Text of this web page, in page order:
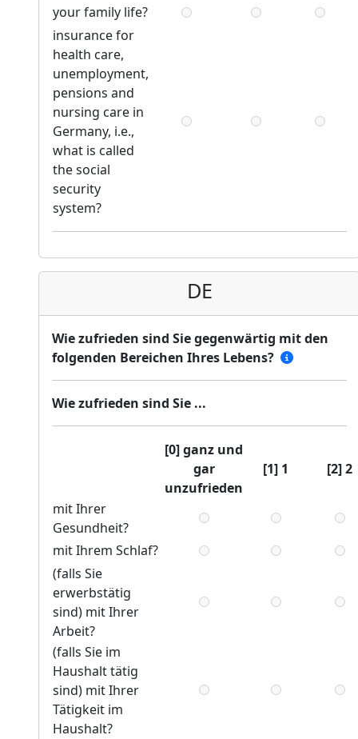
your family life?
insurance for
health care,
unemployment,
pensions and
nursing care in
Germany, i.e.,
what is called
the social
security
system?
DE
Wie zufrieden sind Sie gegenwärtig mit den
folgenden Bereichen Ihres Lebens?
Wie zufrieden sind Sie ...
[0] ganz und
gar
unzufrieden
[1] 1 [2] 2
mit Ihrer
Gesundheit?
mit Ihrem Schlaf?
(falls Sie
erwerbstätig
sind) mit Ihrer
Arbeit?
(falls Sie im
Haushalt tätig
sind) mit Ihrer
Tätigkeit im
Haushalt?